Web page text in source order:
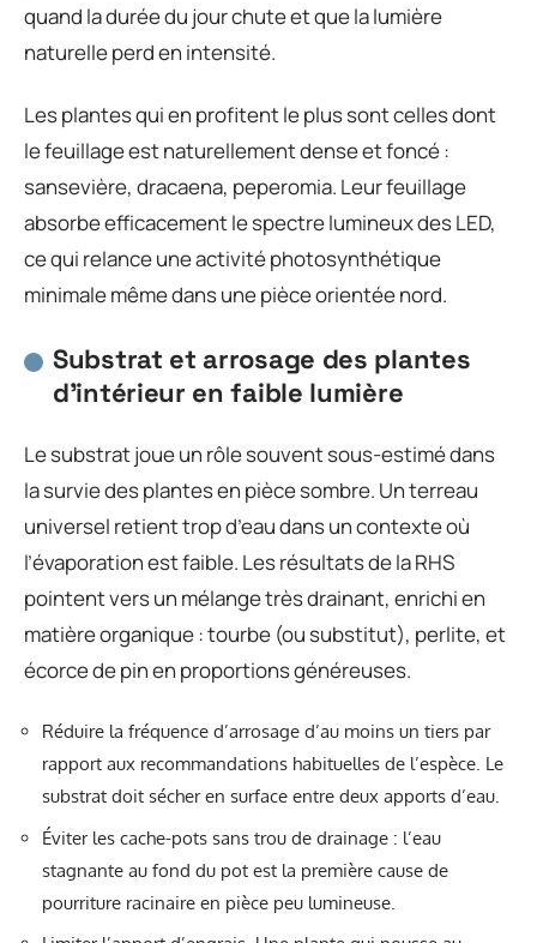
quand la durée du jour chute et que la lumière
naturelle perd en intensité.
Les plantes qui en profitent le plus sont celles dont
le feuillage est naturellement dense et foncé :
sansevière, dracaena, peperomia. Leur feuillage
absorbe efficacement le spectre lumineux des LED,
ce qui relance une activité photosynthétique
minimale même dans une pièce orientée nord.
Substrat et arrosage des plantes
d’intérieur en faible lumière
Le substrat joue un rôle souvent sous-estimé dans
la survie des plantes en pièce sombre. Un terreau
universel retient trop d’eau dans un contexte où
l’évaporation est faible. Les résultats de la RHS
pointent vers un mélange très drainant, enrichi en
matière organique : tourbe (ou substitut), perlite, et
écorce de pin en proportions généreuses.
Réduire la fréquence d’arrosage d’au moins un tiers par
rapport aux recommandations habituelles de l’espèce. Le
substrat doit sécher en surface entre deux apports d’eau.
Éviter les cache-pots sans trou de drainage : l’eau
stagnante au fond du pot est la première cause de
pourriture racinaire en pièce peu lumineuse.